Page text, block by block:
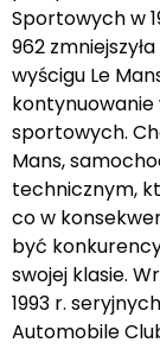
Sportowych w
962
wyścigu Le
kontynuowanie
sportowych.
Mans,
technicznym,
co w
być
swojej klasie.
1993 r.
Automobile